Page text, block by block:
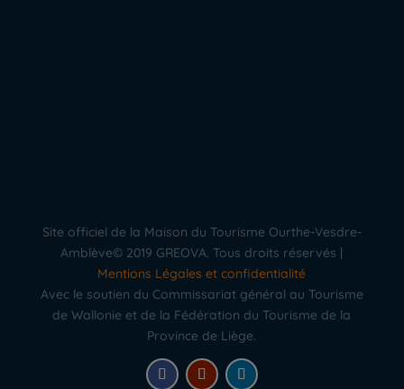
Site officiel de la Maison du Tourisme Ourthe-Vesdre-
Amblève© 2019 GREOVA. Tous droits réservés |
Mentions Légales et confidentialité
Avec le soutien du Commissariat général au Tourisme
de Wallonie et de la Fédération du Tourisme de la
Province de Liège.